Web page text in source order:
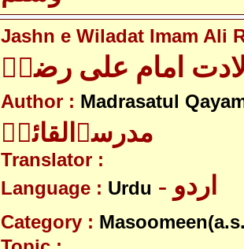
Jashn e Wiladat Imam Ali
امام علی رضاؑ
Author : Madrasatul
مدرسۃالقائمؑ
Translator :
Language : Urdu - اردو
Category :